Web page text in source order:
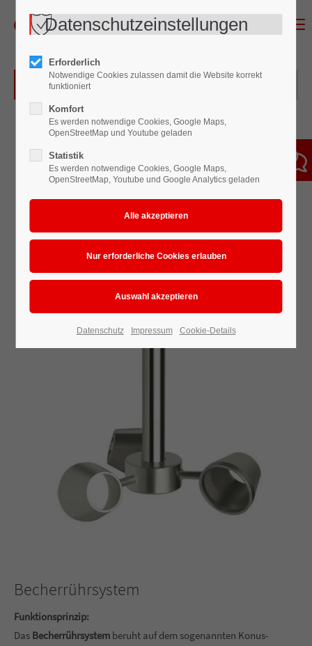
Überblick des Becherrührsystems
Becherrührsystem
Funktionsprinzip:
Das Becherrührsystem beruht auf dem sogenannten Konus-
Datenschutzeinstellungen
Erforderlich
Notwendige Cookies zulassen damit die Website korrekt
funktioniert
Komfort
Es werden notwendige Cookies, Google Maps,
OpenStreetMap und Youtube geladen
Statistik
Es werden notwendige Cookies, Google Maps,
OpenStreetMap, Youtube und Google Analytics geladen
Datenschutz Impressum Cookie-Details